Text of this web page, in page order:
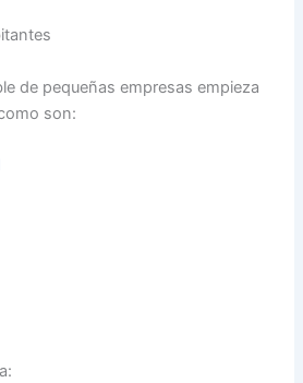
de pequeñas empresas empieza
son: